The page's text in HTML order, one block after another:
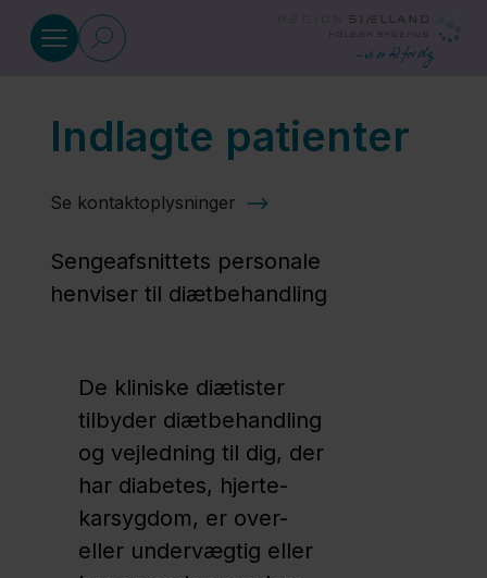
Diætbehandling
Indlagte
Sjælland
Nyheder
Kontakt
Indlagte patienter
Se kontaktoplysninger
Sengeafsnittets personale
henviser til diætbehandling
De kliniske diætister
tilbyder diætbehandling
og vejledning til dig, der
har diabetes, hjerte-
karsygdom, er over-
eller undervægtig eller